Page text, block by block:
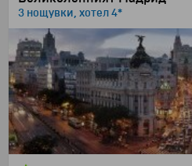
3 нощувки, хотел 4*